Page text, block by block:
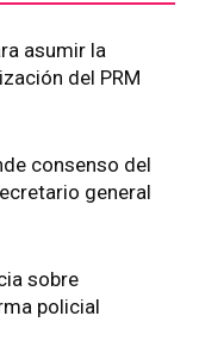
asumir la
del PRM
consenso del
general
sobre
policial